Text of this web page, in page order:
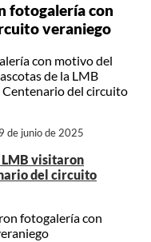
fotogalería con
veraniego
con motivo del
de la LMB
del circuito
de junio de 2025
LMB visitaron
del circuito
fotogalería con